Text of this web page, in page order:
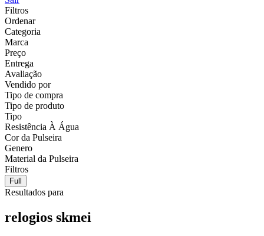
Filtros
Ordenar
Categoria
Marca
Preço
Entrega
Avaliação
Vendido por
Tipo de compra
Tipo de produto
Tipo
Resistência À Água
Cor da Pulseira
Genero
Material da Pulseira
Filtros
Full
Resultados para
relogios skmei